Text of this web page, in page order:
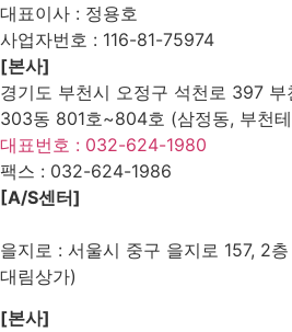
대표이사 : 정용호
사업자번호 : 116-81-75974
[본사]
경기도 부천시 오정구 석천로 397
303동 801호~804호 (삼정동, 부천
대표번호 : 032-624-1980
팩스 : 032-624-1986
[A/S센터]
을지로 : 서울시 중구 을지로 157, 2
대림상가)
[본사]